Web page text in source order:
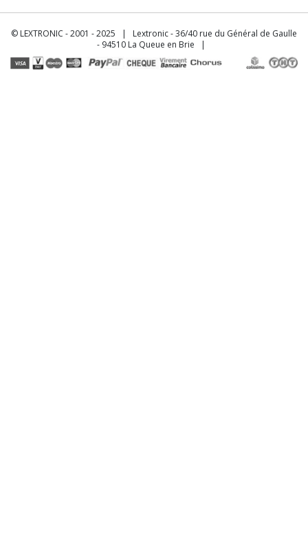
© LEXTRONIC - 2001 - 2025 | Lextronic - 36/40 rue du Général de Gaulle
- 94510 La Queue en Brie |